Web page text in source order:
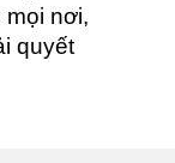
mọi nơi,
quyết